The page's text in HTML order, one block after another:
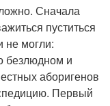
Сначала
пуститься
не могли:
безлюдном и
аборигенов
Первый